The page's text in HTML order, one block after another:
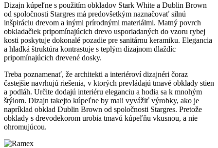
Dizajn kúpeľne s použitím obkladov Stark White a Dublin Brown
od spoločnosti Stargres má predovšetkým naznačovať silnú
inšpiráciu drevom a inými prírodnými materiálmi. Matný povrch
obkladačiek pripomínajúcich drevo usporiadaných do vzoru rybej
kosti poskytuje dokonalé pozadie pre sanitárnu keramiku. Elegancia
a hladká štruktúra kontrastuje s teplým dizajnom dlaždíc
pripomínajúcich drevené dosky.
Treba poznamenať, že architekti a interiéroví dizajnéri čoraz
častejšie navrhujú riešenia, v ktorých prevládajú tmavé obklady stien
a podláh. Určite dodajú interiéru eleganciu a hodia sa k mnohým
štýlom. Dizajn takejto kúpeľne by mali vyvážiť výrobky, ako je
napríklad obklad Dublin Brown od spoločnosti Stargres. Pretože
obklady s drevodekorom urobia tmavú kúpeľňu vkusnou, a nie
ohromujúcou.